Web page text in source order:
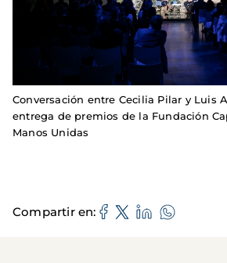
Conversación entre Cecilia Pilar y Luis
entrega de premios de la Fundación
Manos Unidas
Compartir en